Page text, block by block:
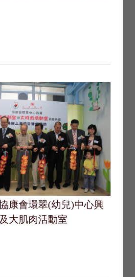
康會環翠(幼兒)中心興
大肌肉活動室